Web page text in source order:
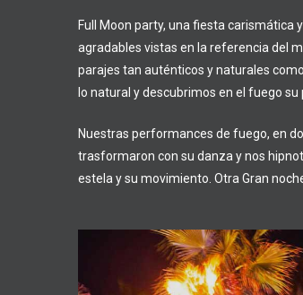
Full Moon party, una fiesta carismática
agradables vistas en la referencia del
parajes tan auténticos y naturales
lo natural y descubrimos en el fuego
Nuestras performances de fuego, en
trasformaron con su danza y nos
estela y su movimiento. Otra Gran